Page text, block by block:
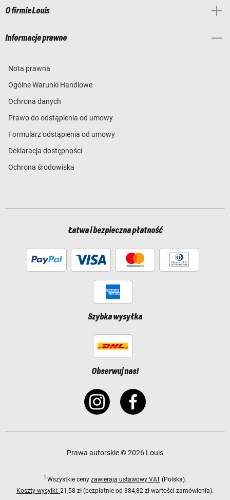
O firmie Louis
Informacje prawne
Nota prawna
Ogólne Warunki Handlowe
Ochrona danych
Prawo do odstąpienia od umowy
Formularz odstąpienia od umowy
Deklaracja dostępności
Ochrona środowiska
Łatwa i bezpieczna płatność
Szybka wysyłka
Obserwuj nas!
Prawa autorskie © 2026 Louis
1 Wszystkie ceny zawierają ustawowy VAT (Polska).
Koszty wysyłki: 21,58 zł (bezpłatnie od 384,82 zł wartości zamówienia).